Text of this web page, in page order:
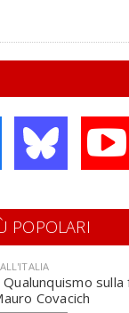
POPOLARI
Qualunquismo
Covacich